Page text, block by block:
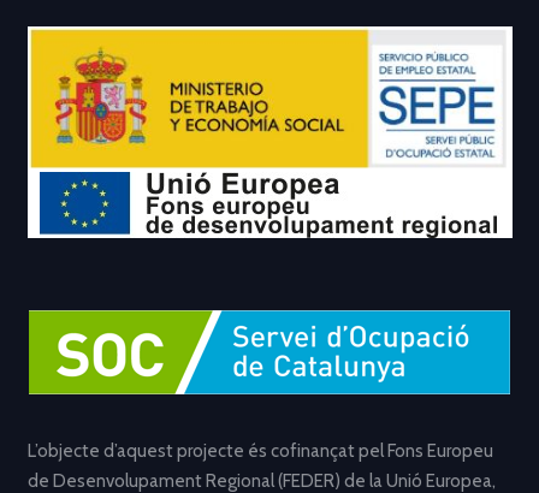
L’objecte d’aquest projecte és cofinançat pel Fons Europeu
de Desenvolupament Regional (FEDER) de la Unió Europea,